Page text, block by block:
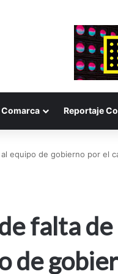
Comarca Reportaje
equipo de gobierno por el
falta de
de